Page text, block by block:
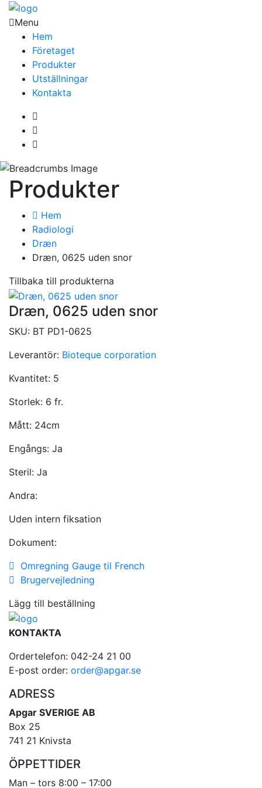
Menu
Hem
Företaget
Produkter
Utställningar
Kontakta
Produkter
Hem
Radiologi
Dræn
Dræn, 0625 uden snor
Tillbaka till produkterna
Dræn, 0625 uden snor
SKU: BT PD1-0625
Leverantör: Bioteque corporation
Kvantitet: 5
Storlek: 6 fr.
Mått: 24cm
Engångs: Ja
Steril: Ja
Andra:
Uden intern fiksation
Dokument:
Omregning Gauge til French
Brugervejledning
Lägg till beställning
KONTAKTA
Ordertelefon: 042-24 21 00
E-post order: order@apgar.se
ADRESS
Apgar SVERIGE AB
Box 25
741 21 Knivsta
ÖPPETTIDER
Man – tors 8:00 – 17:00